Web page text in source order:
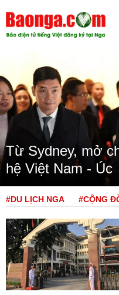
Từ Sydney, mở
hệ Việt Nam - Úc
#DU LỊCH NGA #CỘNG